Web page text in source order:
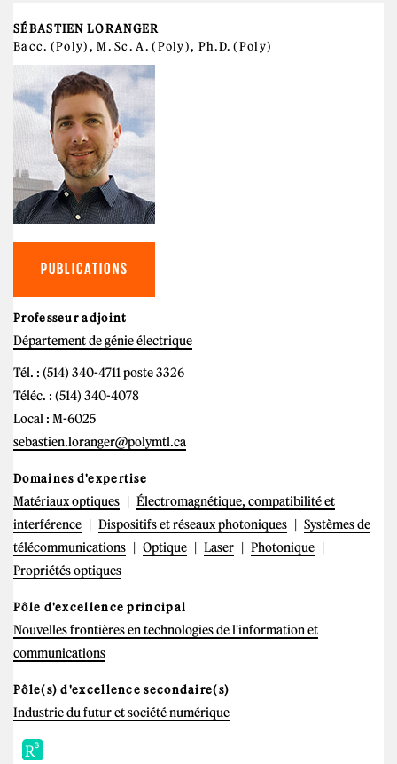
SÉBASTIEN LORANGER
Bacc. (Poly), M. Sc. A. (Poly), Ph.D. (Poly)
PUBLICATIONS
Professeur adjoint
Département de génie électrique
Tél. : (514) 340-4711 poste 3326
Téléc. : (514) 340-4078
Local : M-6025
sebastien.loranger@polymtl.ca
Domaines d'expertise
Matériaux optiques
Électromagnétique, compatibilité et
interférence
Dispositifs et réseaux photoniques
Systèmes de
télécommunications
Optique Laser
Photonique
Propriétés optiques
Pôle d'excellence principal
Nouvelles frontières en technologies de l'information et
communications
Pôle(s) d'excellence secondaire(s)
Industrie du futur et société numérique